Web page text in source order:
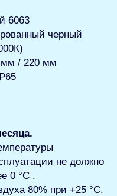
6063
черный
/ 220 мм
не должно
0 °С .
80% при +25 °С.